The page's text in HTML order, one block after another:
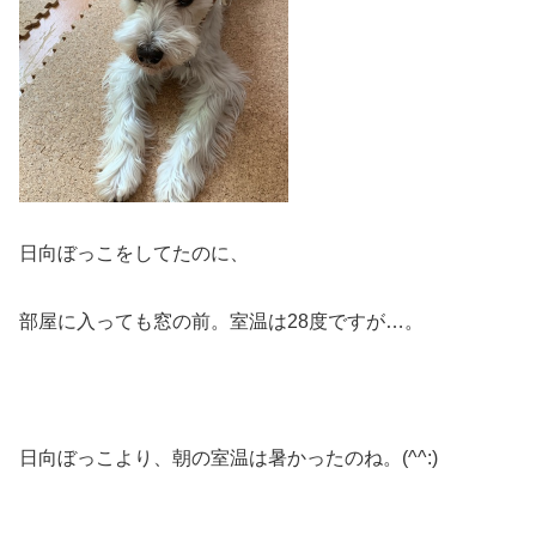
日向ぼっこをしてたのに、
部屋に入っても窓の前。室温は28度ですが…。
日向ぼっこより、朝の室温は暑かったのね。(^^:)